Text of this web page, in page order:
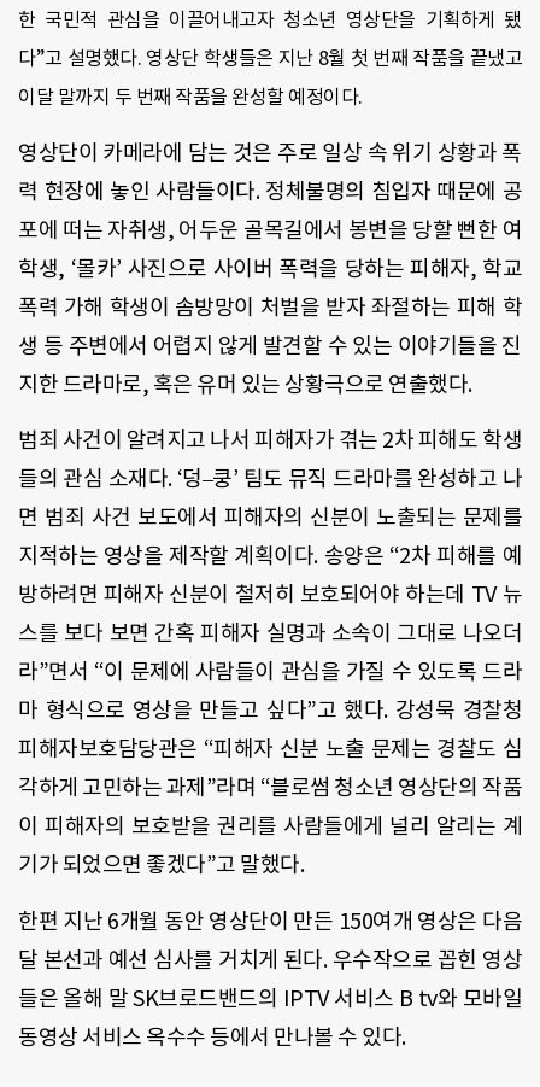
한 국민적 관심을 이끌어내고자 청소년 영상단을 기획하게 됐
다”고 설명했다. 영상단 학생들은 지난8월 첫 번째 작품을 끝냈고
이달 말까지 두 번째 작품을 완성할 예정이다.
영상단이 카메라에 담는 것은 주로 일상 속 위기 상황과 폭
력 현장에 놓인 사람들이다. 정체불명의 침입자 때문에 공
포에 떠는 자취생, 어두운 골목길에서 봉변을 당할 뻔한 여
학생, ‘몰카’ 사진으로 사이버 폭력을 당하는 피해자, 학교
폭력 가해 학생이 솜방망이 처벌을 받자 좌절하는 피해 학
생 등 주변에서 어렵지 않게 발견할 수 있는 이야기들을 진
지한 드라마로, 혹은 유머 있는 상황극으로 연출했다.
범죄 사건이 알려지고 나서 피해자가 겪는 2차 피해도 학생
들의 관심 소재다. ‘덩–쿵’ 팀도 뮤직 드라마를 완성하고 나
면 범죄 사건 보도에서 피해자의 신분이 노출되는 문제를
지적하는 영상을 제작할 계획이다. 송양은 “2차 피해를 예
방하려면 피해자 신분이 철저히 보호되어야 하는데 TV 뉴
스를 보다 보면 간혹 피해자 실명과 소속이 그대로 나오더
라”면서 “이 문제에 사람들이 관심을 가질 수 있도록 드라
마 형식으로 영상을 만들고 싶다”고 했다. 강성묵 경찰청
피해자보호담당관은 “피해자 신분 노출 문제는 경찰도 심
각하게 고민하는 과제 ”라며 “블로썸 청소년 영상단의 작품
이 피해자의 보호받을 권리를 사람들에게 널리 알리는 계
기가 되었으면 좋겠다”고 말했다.
한편 지난 6개월 동안 영상단이 만든 150여개 영상은 다음
달 본선과 예선 심사를 거치게 된다. 우수작으로 꼽힌 영상
들은 올해 말SK브로드밴드의 IPTV서비스 B tv와 모바일
동영상 서비스 옥수수 등에서 만나볼 수 있다.